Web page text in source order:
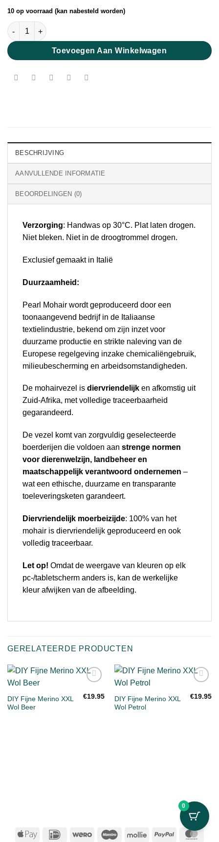
10 op voorraad (kan nabesteld worden)
Pearl Mohair Vanilla aantal
Toevoegen Aan Winkelwagen
BESCHRIJVING
AANVULLENDE INFORMATIE
BEOORDELINGEN (0)
Verzorging: Handwas op 30°C. Plat laten drogen.
Niet bleken. Niet in de droogtrommel drogen.
Exclusief gemaakt in Italië
Duurzaamheid:
Pearl Mohair wordt geproduceerd door een
toonaangevend bedrijf in de Italiaanse
textielindustrie, bekend om zijn inzet voor
duurzame productie en strikte naleving van de
Europese regelgeving inzake chemicaliëngebruik,
milieubescherming en arbeidsomstandigheden.
De mohairvezel is diervriendelijk en afkomstig uit
Zuid-Afrika, met volledige traceerbaarheid
gegarandeerd.
De vezel komt van zorgvuldig geselecteerde
boerderijen die voldoen aan strenge normen
voor dierenwelzijn, landbeheer en
maatschappelijk verantwoord ondernemen –
wat een ethische, duurzame en transparante
toeleveringsketen garandeert.
Diervriendelijk moerbeizijde: 100% van het
mohair is diervriendelijk geproduceerd en ook
volledig traceerbaar.
Let op! Omdat de weergave van kleuren op elk
pc-/tabletscherm anders is, kan de werkelijke
kleur afwijken van de afbeelding.
GERELATEERDE PRODUCTEN
aan
verlanglijst
DIY Fijne Merino XXL
Wol Beer
€19.95
aan
verlanglijst
DIY Fijne Merino XXL
Wol Petrol
€19.95
Apple
IDeal Wero Maestro Mollie PayPal
0